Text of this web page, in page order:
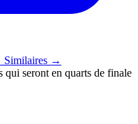
Similaires →